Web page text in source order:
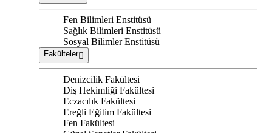
Fen Bilimleri Enstitüsü
Sağlık Bilimleri Enstitüsü
Sosyal Bilimler Enstitüsü
Fakülteler
Denizcilik Fakültesi
Diş Hekimliği Fakültesi
Eczacılık Fakültesi
Ereğli Eğitim Fakültesi
Fen Fakültesi